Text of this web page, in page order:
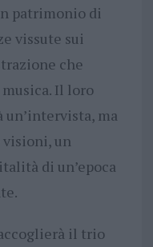
patrimonio di
vissute sui
che
Il loro
un’intervista, ma
un
di un’epoca
il trio